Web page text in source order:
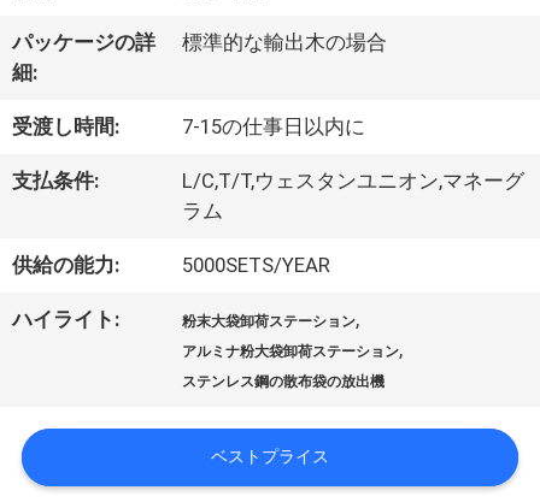
ー
に
つ
パッケージの詳
細:
標準的な輸出木の場合
受渡し時間: 7-15の仕事日以内に
支払条件:
L/C,T/T,ウェスタンユニオン,マネーグ
ラム
供給の能力: 5000SETS/YEAR
ハイライト: 粉末大袋卸荷ステーション,
アルミナ粉大袋卸荷ステーション,
ステンレス鋼の散布袋の放出機
ベストプライス